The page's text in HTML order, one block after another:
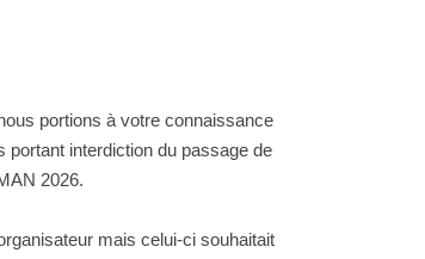
portions à votre connaissance
interdiction du passage de
2026.
mais celui-ci souhaitait